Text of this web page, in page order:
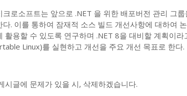
크로소프트는 앞으로 .NET 을 위한 배포버전 관리 그
다. 이를 통하여 잠재적 소스 빌드 개선사항에 대하여
활용할 수 있도록 연구하며 .NET 8을 대비할 계획이
Linux)를 실현하고 개선을 주요 개선 목표로 한다.
시글에 문제가 있을 시, 삭제하겠습니다.